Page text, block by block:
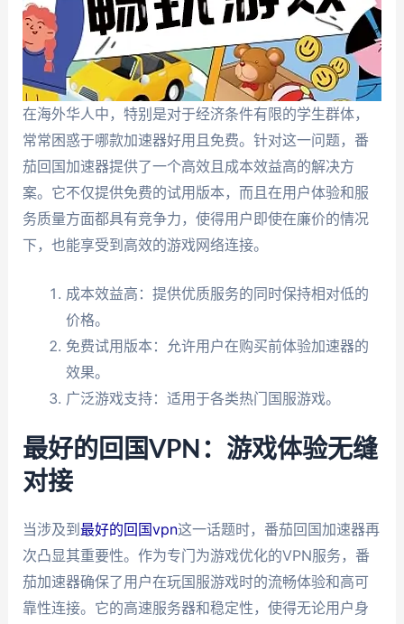
在海外华人中，特别是对于经济条件有限的学生群体，
常常困惑于哪款加速器好用且免费。针对这一问题，番
茄回国加速器提供了一个高效且成本效益高的解决方
案。它不仅提供免费的试用版本，而且在用户体验和服
务质量方面都具有竞争力，使得用户即使在廉价的情况
下，也能享受到高效的游戏网络连接。
成本效益高：提供优质服务的同时保持相对低的
价格。
免费试用版本：允许用户在购买前体验加速器的
效果。
广泛游戏支持：适用于各类热门国服游戏。
最好的回国VPN：游戏体验无缝
对接
当涉及到 最好的回国vpn这一话题时，番茄回国加速器再
次凸显其重要性。作为专门为游戏优化的VPN服务，番
茄加速器确保了用户在玩国服游戏时的流畅体验和高可
靠性连接。它的高速服务器和稳定性，使得无论用户身